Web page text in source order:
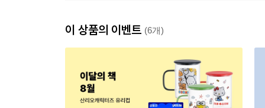
이 상품의 이벤트 (6개)